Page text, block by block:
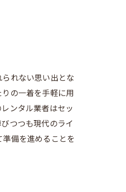
れない思い出とな
の一着を手軽に用
ンタル業者はセッ
つつも現代のライ
備を進めることを